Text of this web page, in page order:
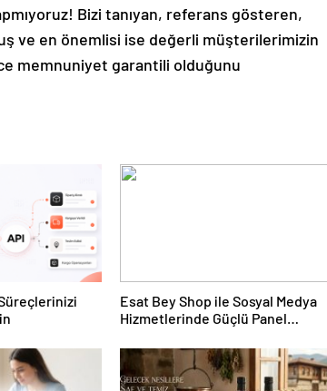
Bizi tanıyan, referans gösteren,
ve en önemlisi ise değerli müşterilerimizin
memnuniyet garantili olduğunu
Esat Bey Shop ile Sosyal Medya
Hizmetlerinde Güçlü Panel